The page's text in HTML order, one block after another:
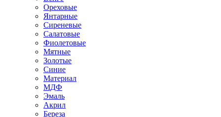
Ореховые
Янтарные
Сиреневые
Салатовые
Фиолетовые
Мятные
Золотые
Синие
Материал
МДФ
Эмаль
Акрил
Береза